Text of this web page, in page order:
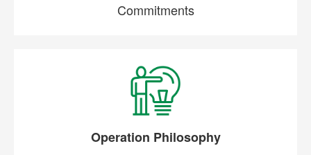
Commitments
Operation Philosophy